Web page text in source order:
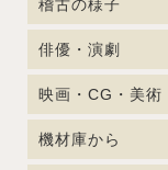
稽古の様子
俳優・演劇
映画・CG・美術
機材庫から